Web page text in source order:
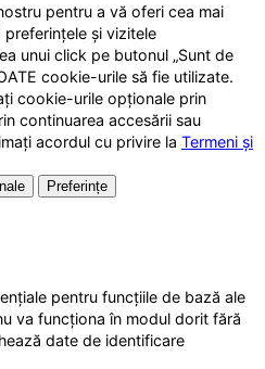
pentru a vă oferi cea mai
și vizitele
unui click pe butonul „Sunt de
cookie-urile să fie utilizate.
cookie-urile opționale prin
continuarea accesării sau
acordul cu privire la Termeni și
Preferințe
pentru funcțiile de bază ale
va funcționa în modul dorit fără
date de identificare